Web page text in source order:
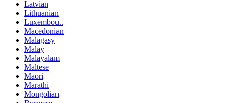
Latvian
Lithuanian
Luxembou..
Macedonian
Malagasy
Malay
Malayalam
Maltese
Maori
Marathi
Mongolian